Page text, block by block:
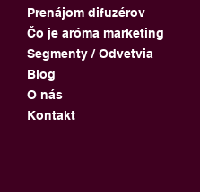
Prenájom difuzérov
Čo je aróma marketing
Segmenty / Odvetvia
Blog
O nás
Kontakt